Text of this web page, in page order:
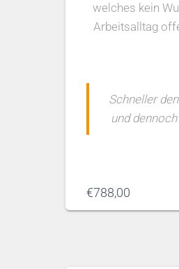
welches kein
Arbeitsalltag
Schneller
und
€788,00